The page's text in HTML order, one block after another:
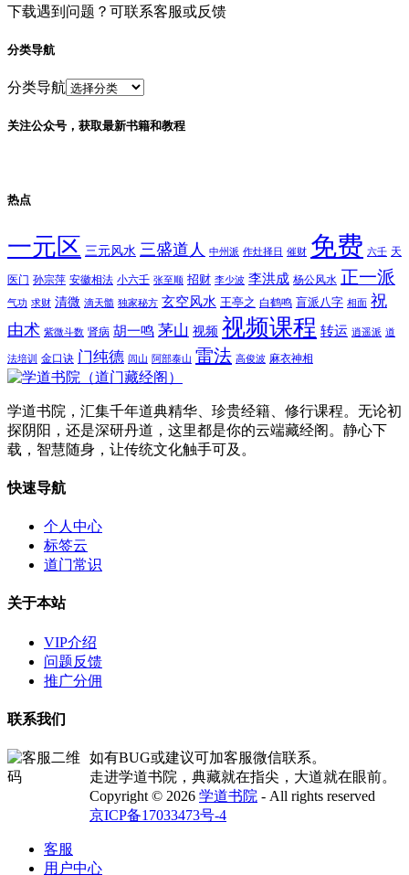
下载遇到问题？可联系客服或反馈
分类导航
分类导航
关注公众号，获取最新书籍和教程
热点
一元区 三元风水 三盛道人 中州派 作灶择日 催财 免费 六壬 天
医门 孙宗萍 安徽相法 小六壬 张至顺 招财 李少波 李洪成 杨公风水 正一派
气功 求财 清微 滴天髓 独家秘方 玄空风水 王亭之 白鹤鸣 盲派八字 相面 祝
由术 紫微斗数 肾病 胡一鸣 茅山 视频 视频课程 转运 逍遥派 道
法培训 金口诀 门纯德 闾山 阿部泰山 雷法 高俊波 麻衣神相
学道书院，汇集千年道典精华、珍贵经籍、修行课程。无论初
探阴阳，还是深研丹道，这里都是你的云端藏经阁。静心下
载，智慧随身，让传统文化触手可及。
快速导航
个人中心
标签云
道门常识
关于本站
VIP介绍
问题反馈
推广分佣
联系我们
如有BUG或建议可加客服微信联系。
走进学道书院，典藏就在指尖，大道就在眼前。
Copyright © 2026 学道书院 - All rights reserved
京ICP备17033473号-4
客服
用户中心